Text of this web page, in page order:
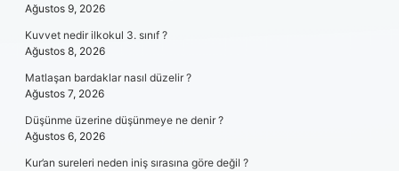
Ağustos 9, 2026
Kuvvet nedir ilkokul 3. sınıf ?
Ağustos 8, 2026
Matlaşan bardaklar nasıl düzelir ?
Ağustos 7, 2026
Düşünme üzerine düşünmeye ne denir ?
Ağustos 6, 2026
Kur’an sureleri neden iniş sırasına göre değil ?